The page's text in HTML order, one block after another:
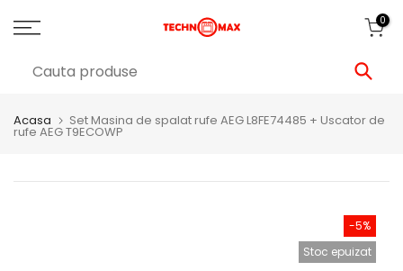
0
Acasa Set Masina de spalat rufe AEG L8FE74485 + Uscator de
rufe AEG T9ECOWP
-5%
Stoc epuizat